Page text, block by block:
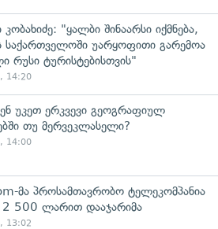
"ყალბი შინაარსი იქმნება,
საქართველოში უარყოფითი გარემოა
რუსი ტურისტებისთვის"
14:20
უკეთ ერკვევი გეოგრაფიულ
თუ მერვეკლასელი?
14:00
მა პროსამთავრობო ტელეკომპანია
2 500 ლარით დააჯარიმა
13:02